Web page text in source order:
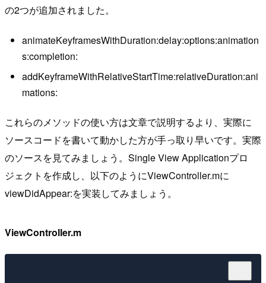
の2つが追加されました。
animateKeyframesWithDuration:delay:options:animation
s:completion:
addKeyframeWithRelativeStartTime:relativeDuration:ani
mations:
これらのメソッドの使い方は文章で説明するより、実際に
ソースコードを書いて動かした方が手っ取り早いです。実際
のソースを見てみましょう。Single View Applicationプロ
ジェクトを作成し、以下のようにViewController.mに
viewDidAppear:を実装してみましょう。
ViewController.m